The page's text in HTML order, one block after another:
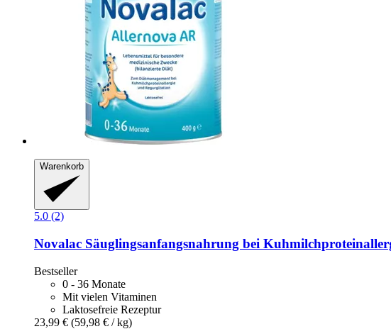
Warenkorb
5.0 (2)
Novalac Säuglingsanfangsnahrung bei
Bestseller
0 - 36 Monate
Mit vielen Vitaminen
Laktosefreie Rezeptur
23,99 € (59,98 € / kg)